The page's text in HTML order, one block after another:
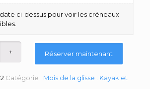
ci-dessus pour voir les créneaux
Réserver maintenant
Catégorie : Mois de la glisse : Kayak et